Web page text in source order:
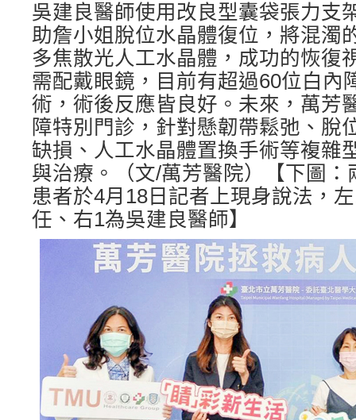
吳建良醫師使用改良型囊袋張力支
助詹小姐脫位水晶體復位，將混濁
多焦散光人工水晶體，成功的恢復
需配戴眼鏡，目前有超過60位白內
術，術後反應皆良好。未來，萬芳
障特別門診，針對懸韌帶鬆弛、脫
缺損、人工水晶體置換手術等複雜
與治療。（文/萬芳醫院）【下圖：
患者於4月18日記者上現身說法，
任、右1為吳建良醫師】